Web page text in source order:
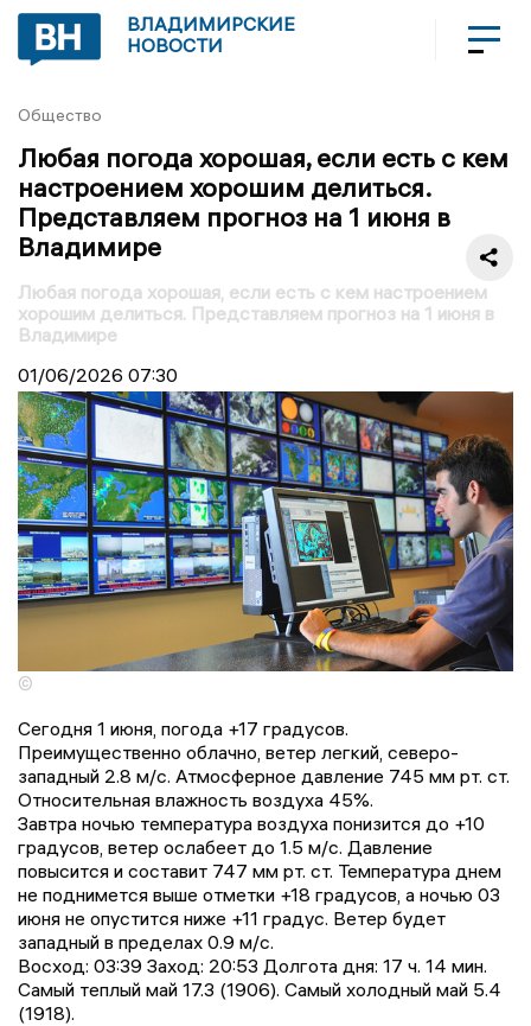
ВЛАДИМИРСКИЕ
НОВОСТИ
Общество
Любая погода хорошая, если есть с кем
настроением хорошим делиться.
Представляем прогноз на 1 июня в
Владимире
Любая погода хорошая, если есть с кем настроением
хорошим делиться. Представляем прогноз на 1 июня в
Владимире
01/06/2026 07:30
©
Сегодня 1 июня, погода +17 градусов.
Преимущественно облачно, ветер легкий, северо-
западный 2.8 м/с. Атмосферное давление 745 мм рт. ст.
Относительная влажность воздуха 45%.
Завтра ночью температура воздуха понизится до +10
градусов, ветер ослабеет до 1.5 м/с. Давление
повысится и составит 747 мм рт. ст. Температура днем
не поднимется выше отметки +18 градусов, a ночью 03
июня не опустится ниже +11 градус. Ветер будет
западный в пределах 0.9 м/с.
Восход: 03:39 Заход: 20:53 Долгота дня: 17 ч. 14 мин.
Самый теплый май 17.3 (1906). Самый холодный май 5.4
(1918).